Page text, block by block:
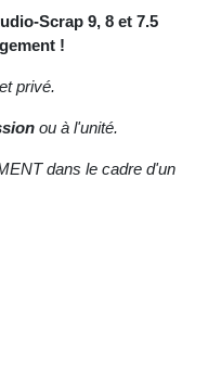
Scrap 9, 8 et 7.5
!
privé.
ou à l'unité.
dans le cadre d'un